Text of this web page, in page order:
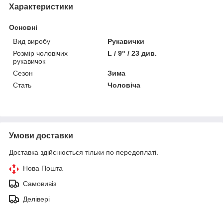
Характеристики
Основні
Вид виробу
Рукавички
Розмір чоловічих
рукавичок
L / 9" / 23 див.
Сезон
Зима
Стать
Чоловіча
Умови доставки
Доставка здійснюється тільки по передоплаті.
Нова Пошта
Самовивіз
Делівері